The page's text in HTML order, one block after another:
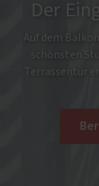
Der
Auf dem
schönsten
Terrassentür